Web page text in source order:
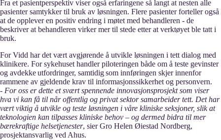
Fra et pasientperspektiv viser også erfaringene så langt at nesten alle
pasienter samtykker til bruk av løsningen. Flere pasienter forteller også
at de opplever en positiv endring i møtet med behandleren - de
beskriver at behandleren virker mer til stede etter at verktøyet ble tatt i
bruk.
For Vidd har det vært avgjørende å utvikle løsningen i tett dialog med
klinikere. For sykehuset handler piloteringen både om å teste gevinster
og avdekke utfordringer, samtidig som innføringen skjer innenfor
rammene av gjeldende krav til informasjonssikkerhet og personvern.
- For oss er dette et svært spennende innovasjonsprosjekt som viser
hva vi kan få til når offentlig og privat sektor samarbeider tett. Det har
vært viktig å utvikle og teste løsningen i våre kliniske seksjoner, slik at
teknologien kan tilpasses kliniske behov – og dermed bidra til mer
bærekraftige helsetjenester, sier Gro Helen Øiestad Nordberg,
prosjektansvarlig ved Ahus.